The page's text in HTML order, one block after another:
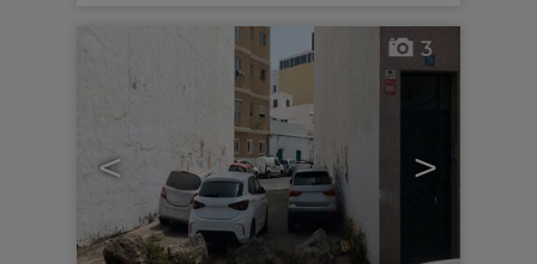
< >
3